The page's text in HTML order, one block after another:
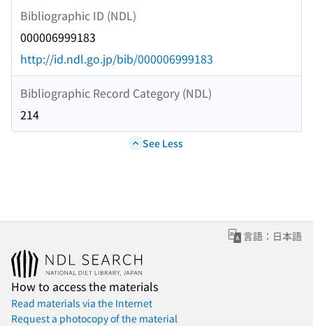
Bibliographic ID (NDL)
000006999183
http://id.ndl.go.jp/bib/000006999183
Bibliographic Record Category (NDL)
214
See Less
言語：日本語
How to access the materials
Read materials via the Internet
Request a photocopy of the material